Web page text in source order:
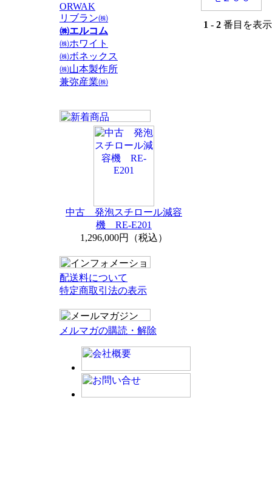
ORWAK
リブラン㈱
㈱エルコム
㈱ホワイト
㈱ボネックス
㈱山本製作所
兼弥産業㈱
中古 発泡スチロール減容
機 RE-E201
1,296,000円（税込）
配送料について
特定商取引法の表示
メルマガの購読・解除
1 - 2 番目を表